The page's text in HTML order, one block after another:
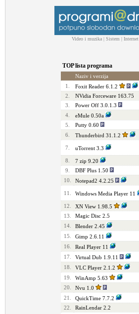
Video i muzika | Sistem | Internet
TOP lista programa
Naziv i verzija
1.
Foxit Reader 6.1.2
2.
NVidia Forceware 163.75
3.
Power Off 3.0.1.3
4.
eMule 0.50a
5.
Putty 0.60
6.
Thunderbird 31.1.2
7. uTorrent 3.3
8.
7 zip 9.20
9.
DBF Plus 1.50
10.
Notepad2 4.2.25
11. Windows Media Player 11
12.
XN View 1.98.5
13.
Magic Disc 2.5
14.
Blender 2.45
15.
Gimp 2.6.11
16.
Real Player 11
17.
Virtual Dub 1.9.11
18.
VLC Player 2.1.2
19.
WinAmp 5.63
20.
Nvu 1.0
21.
QuickTime 7.7.2
22.
RainLendar 2.2